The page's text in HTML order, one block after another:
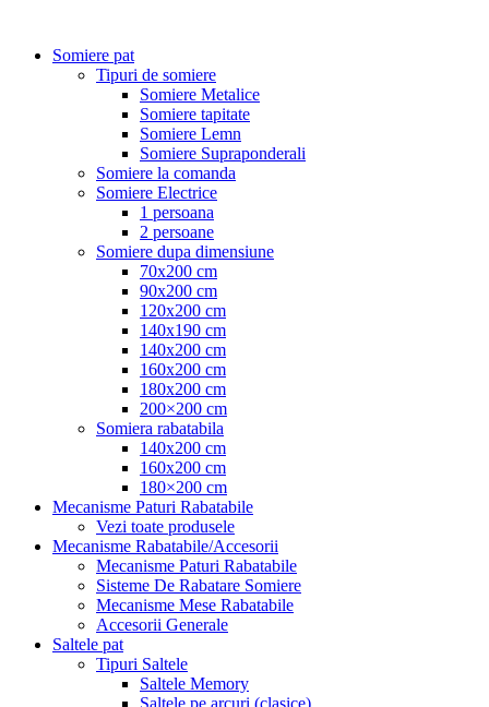
Somiere pat
Tipuri de somiere
Somiere Metalice
Somiere tapitate
Somiere Lemn
Somiere Supraponderali
Somiere la comanda
Somiere Electrice
1 persoana
2 persoane
Somiere dupa dimensiune
70x200 cm
90x200 cm
120x200 cm
140x190 cm
140x200 cm
160x200 cm
180x200 cm
200×200 cm
Somiera rabatabila
140x200 cm
160x200 cm
180×200 cm
Mecanisme Paturi Rabatabile
Vezi toate produsele
Mecanisme Rabatabile/Accesorii
Mecanisme Paturi Rabatabile
Sisteme De Rabatare Somiere
Mecanisme Mese Rabatabile
Accesorii Generale
Saltele pat
Tipuri Saltele
Saltele Memory
Saltele pe arcuri (clasice)